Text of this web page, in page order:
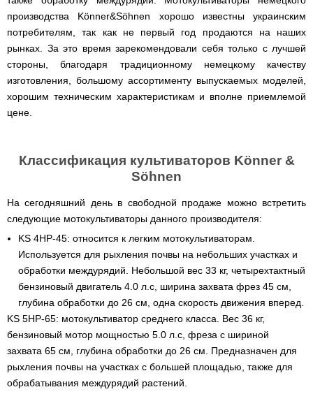
производства Könner&Söhnen хорошо известны украинским
потребителям, так как не первый год продаются на наших
рынках. За это время зарекомендовали себя только с лучшей
стороны, благодаря традиционному немецкому качеству
изготовления, большому ассортименту выпускаемых моделей,
хорошим техническим характеристикам и вполне приемлемой
цене.
Классификация культиваторов Könner &
Söhnen
На сегодняшний день в свободной продаже можно встретить
следующие мотокультиваторы данного производителя:
KS 4HP-45: относится к легким мотокультиваторам.
Используется для рыхления почвы на небольших участках и
обработки междурядий. Небольшой вес 33 кг, четырехтактный
бензиновый двигатель 4.0 л.с, ширина захвата фрез 45 см,
глубина обработки до 26 см, одна скорость движения вперед.
KS 5HP-65: мотокультиватор среднего класса. Вес 36 кг,
бензиновый мотор мощностью 5.0 л.с, фреза с шириной
захвата 65 см, глубина обработки до 26 см. Предназначен для
рыхления почвы на участках с большей площадью, также для
обрабатывания междурядий растений.
ТЭНами
Бойлеры
EWT
Clima
Runde
DRY
Slim
H
цилиндрический
сухими
диаметром
EWT
Clima
Runde
DRY
Slim
V
Вертикальный
цилиндрический
водонагреватель
двумя
сухими
ТЭНами
и
Чеснокосажалки
для
Чеснококопалка
для
мотоблока,
мототрактора
переоборудования
Бороны
роторные
и
зубовые
бороны
для
мотоблока
Грабли
для
мотоблока
Культиваторы
для
трактору
Сеялка
зерновая
для
минитрактора,
трактора
Сеялки
овощные
ЭКСКАВАТОР
ФРОНТАЛЬНЫЙ
Грабли
ворошилки
навесные
на
мототрактор
Измельчитель
веток
для
трактора,
минитрактора,
мототрактора
Картофелекопалки
Бензопилы
WERK
Аккумуляторные
пилы
Аккумуляторные
пилы
AL-
Hyundai
пилы,
электропилы
AL-
KO
Электрические
цепные
пилы,
электропилы
Hyundai
Электрические
пилы,
электропилы
Angel
Окучники
Картофелекопалка
ручная
Лопата-
отвал
для
Ручной
культивации
Скарификатор
Аэратор
AL-
Скарификатор-
Hyundai
инструментальные
СКИФ
Бензиновые
снегоуборщики
Электрические
снегоуборщики
Снегоуборщики
IRON
ANGEL
KO
Снегоуборщики
Снегоуборщики
строительные
и
тачки
Твердотопливные
ПРОСКУРОВ
Твердотопливные
котлы
БУРЖУЙ
МАРТЕН
Protech
Твердотопливные
котлы
VESUVI
Коптильня
Летний
душ
душевая
кабинка
Шампура
Электрокультиваторы IRON
Электрокультиваторы
Konner&Sohnen
Электрокультиваторы
Hyundai
Электрокультиваторы
Scheppach
Электрокультиваторы
Scheppach
MAXi
10"
500W
15AH
задний
мотор